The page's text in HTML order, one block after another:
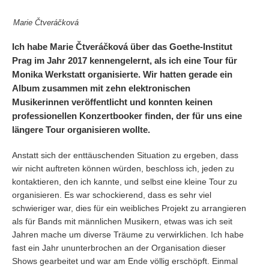
Marie Čtveráčková
Ich habe Marie Čtveráčková über das Goethe-Institut
Prag im Jahr 2017 kennengelernt, als ich eine Tour für
Monika Werkstatt organisierte. Wir hatten gerade ein
Album zusammen mit zehn elektronischen
Musikerinnen veröffentlicht und konnten keinen
professionellen Konzertbooker finden, der für uns eine
längere Tour organisieren wollte.
Anstatt sich der enttäuschenden Situation zu ergeben, dass
wir nicht auftreten können würden, beschloss ich, jeden zu
kontaktieren, den ich kannte, und selbst eine kleine Tour zu
organisieren. Es war schockierend, dass es sehr viel
schwieriger war, dies für ein weibliches Projekt zu arrangieren
als für Bands mit männlichen Musikern, etwas was ich seit
Jahren mache um diverse Träume zu verwirklichen. Ich habe
fast ein Jahr ununterbrochen an der Organisation dieser
Shows gearbeitet und war am Ende völlig erschöpft. Einmal